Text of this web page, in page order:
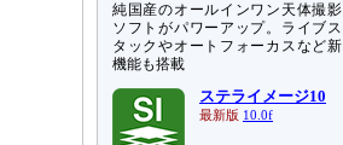
純国産のオールインワン天体撮影
ソフトがパワーアップ。ライブス
タックやオートフォーカスなど新
機能も搭載
ステライメージ10
最新版 10.0f